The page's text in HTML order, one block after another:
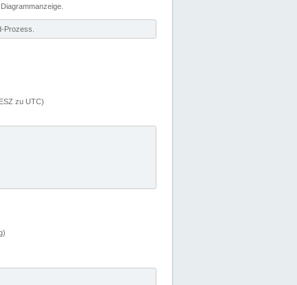
Prozess.
zu UTC)